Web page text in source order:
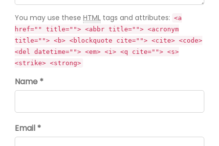
You may use these HTML tags and attributes: <a
href="" title=""> <abbr title=""> <acronym
title=""> <b> <blockquote cite=""> <cite> <code>
<del datetime=""> <em> <i> <q cite=""> <s>
<strike> <strong>
Name *
Email *